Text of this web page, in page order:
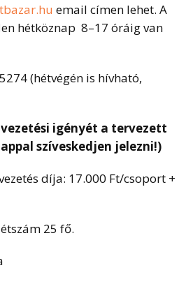
email címen lehet. A
hétköznap 8–17 óráig van
(hétvégén is hívható,
igényét a tervezett
szíveskedjen jelezni!)
díja: 17.000 Ft/csoport +
25 fő.